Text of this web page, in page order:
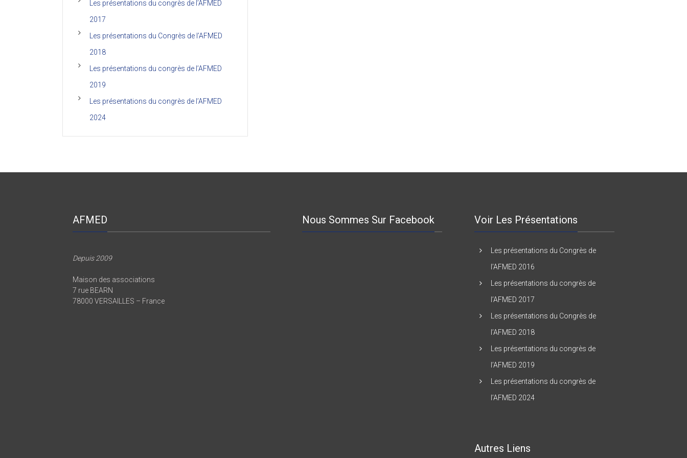
Les présentations du congrès de l’AFMED
2017
Les présentations du Congrès de l’AFMED
2018
Les présentations du congrès de l’AFMED
2019
Les présentations du congrès de l’AFMED
2024
AFMED
Depuis 2009
Maison des associations
7 rue BEARN
78000 VERSAILLES – France
Nous Sommes Sur Facebook Voir Les Présentations
Les présentations du Congrès de
l’AFMED 2016
Les présentations du congrès de
l’AFMED 2017
Les présentations du Congrès de
l’AFMED 2018
Les présentations du congrès de
l’AFMED 2019
Les présentations du congrès de
l’AFMED 2024
Autres Liens